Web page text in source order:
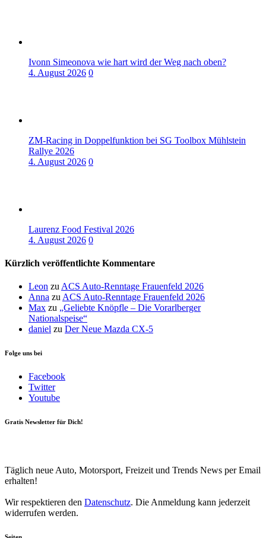
Ivonn Simeonova wie hart wird der Weg nach oben?
4. August 2026 0
ZM-Racing in Doppelfunktion bei SG Toolbox Mühlstein
Rallye 2026
4. August 2026 0
Laurenz Food Festival 2026
4. August 2026 0
Kürzlich veröffentlichte Kommentare
Leon zuACS Auto-Renntage Frauenfeld 2026
Anna zuACS Auto-Renntage Frauenfeld 2026
Max zu „Geliebte Knöpfle – Die Vorarlberger
Nationalspeise“
daniel zu Der Neue Mazda CX-5
Folge uns bei
Facebook
Twitter
Youtube
Gratis Newsletter für Dich!
Täglich neue Auto, Motorsport, Freizeit und Trends News per Email
erhalten!
Wir respektieren den Datenschutz. Die Anmeldung kann jederzeit
widerrufen werden.